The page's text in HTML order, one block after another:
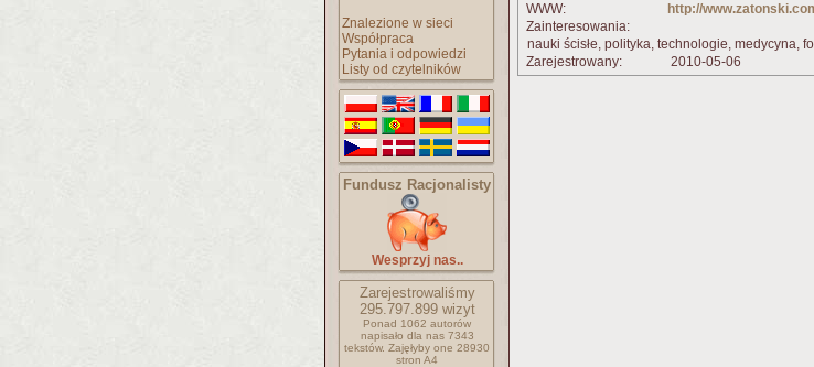
Znalezione w sieci
Współpraca
Pytania i odpowiedzi
Listy od czytelników
Fundusz Racjonalisty
Wesprzyj nas..
Zarejestrowaliśmy
295.797.899wizyt
Ponad 1062 autorów
napisało dla nas 7343
tekstów. Zajęłyby one 28930
stron A4
WWW:
http://
Zainteresowania:
nauki ścisłe, polityka, technologie, medycyna,
Zarejestrowany:
2010-05-06